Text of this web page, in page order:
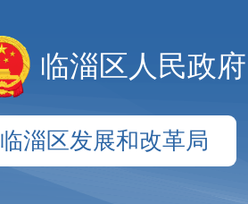
临淄区人民政府
临淄区发展和改革局